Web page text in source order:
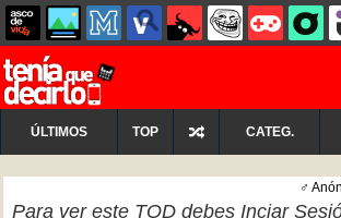
ÚLTIMOS TOP CATEG.
♂
Para ver este TQD debes Inciar